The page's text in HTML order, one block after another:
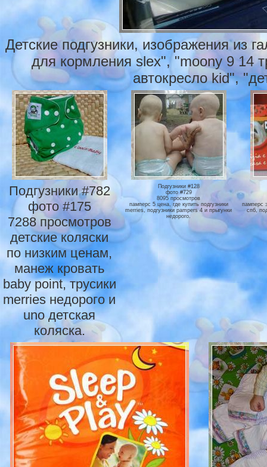
Детские подгузники, изображения из
для кормления slex", "moony 9 14
автокресло kid",
Подгузники #782
фото #175
7288 просмотров
детские коляски
по низким ценам,
манеж кровать
baby point, трусики
merries недорого и
uno детская
коляска.
Подгузники #128
фото #729
8095 просмотров
памперс 5 цена, где купить подгузники
merries, подгузники pampers 4 и прыгунки
недорого.
памперс
спб,